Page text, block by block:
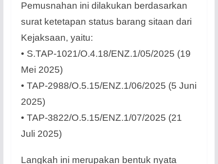
Pemusnahan ini dilakukan berdasarkan
surat ketetapan status barang sitaan dari
Kejaksaan, yaitu:
• S.TAP-1021/O.4.18/ENZ.1/05/2025 (19
Mei 2025)
• TAP-2988/O.5.15/ENZ.1/06/2025 (5 Juni
2025)
• TAP-3822/O.5.15/ENZ.1/07/2025 (21
Juli 2025)
Langkah ini merupakan bentuk nyata